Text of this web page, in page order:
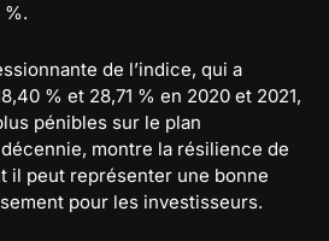
de l’indice, qui a
% et 28,71 % en 2020 et 2021,
pénibles sur le plan
montre la résilience de
il peut représenter une bonne
pour les investisseurs.